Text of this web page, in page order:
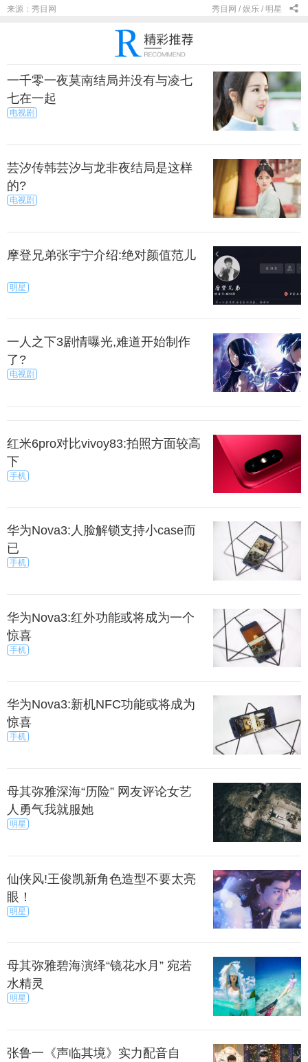
来源：秀目网 秀目网 / 娱乐 / 明星
一千零一夜莫南结局并没有与凌七
七在一起
电视剧
芸汐传韩芸汐与龙非夜结局是这样
的?
电视剧
摩登兄弟张宇宁介绍:绝对颜值范儿
明星
一人之下3剧情曝光,难道开始制作
了?
电视剧
红米6pro对比vivoy83:拍照方面较高
下
手机
华为Nova3:人脸解锁支持小case而
已
手机
华为Nova3:红外功能或将成为一个
惊喜
手机
华为Nova3:新机NFC功能或将成为
惊喜
手机
母其弥雅深海“历险” 网友评论女艺
人勇气我就服她
明星
仙侠风!王俊凯新角色造型不要太亮
眼！
明星
母其弥雅碧海演绎“镜花水月” 宛若
水精灵
明星
张鲁一《声临其境》实力配音自